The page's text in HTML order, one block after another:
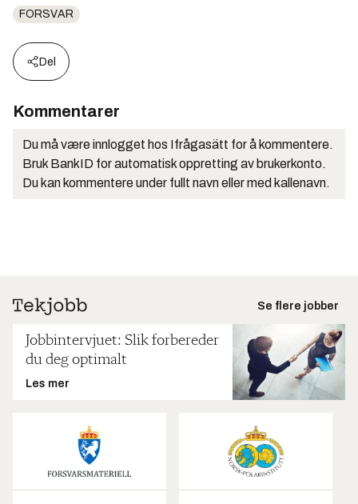
FORSVAR
Del
Kommentarer
Du må være innlogget hos Ifrågasätt for å kommentere.
Bruk BankID for automatisk oppretting av brukerkonto.
Du kan kommentere under fullt navn eller med kallenavn.
Se flere jobber
Jobbintervjuet: Slik forbereder
du deg optimalt
Les mer